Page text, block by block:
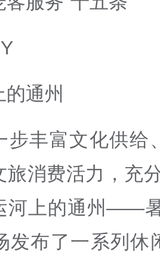
通州
步丰富文化供给
旅消费活力，充
河上的通州——
发布了一系列休